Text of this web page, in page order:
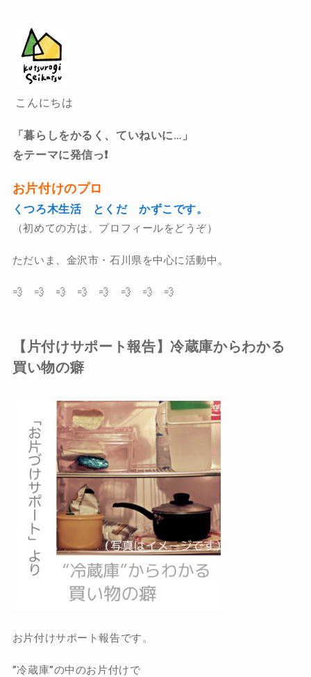
こんにちは
「暮らしをかるく、ていねいに…」
をテーマに発信っ❗️
お片付けのプロ
くつろ木生活 とくだ かずこです。
（初めての方は、プロフィールをどうぞ）
ただいま、金沢市・石川県を中心に活動中。
💨 💨 💨 💨 💨 💨 💨 💨
【片付けサポート報告】冷蔵庫からわかる
買い物の癖
お片付けサポート報告です。
”冷蔵庫”の中のお片付けで